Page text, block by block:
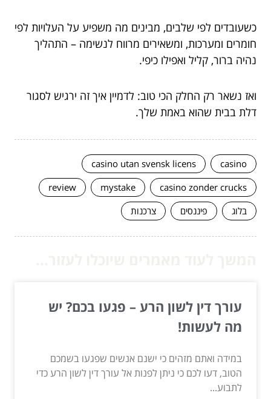
כשעובדים לפי שלבים, מבינים מה משפיע על העלויות לפי
חומרים ומערכות, ומשאירים מרווח לנשימה – התהליך
נהיה ברור, קליל ואפילו כיפי.
ואז נשאר רק החלק הכי טוב: לדמיין איך זה ירגיש לסגור
דלת בבית שהוא באמת שלך.
casino
casino utan svensk licens
casino zonder crucks
mystake
review
בלוג
פיננסים צרכנות
עורך דין לשון הרע – פגעו בכם? יש
מה לעשות!
במידה ואתם מזהים כי ישנם אנשים שפגעו בשמכם
הטוב, דעו לכם כי ניתן לפנות אל עורך דין לשון הרע כדי
לתבוע...